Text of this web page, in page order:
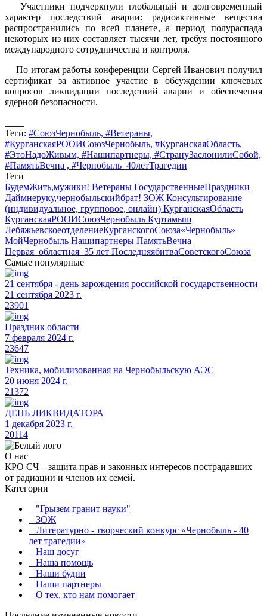
Участники подчеркнули глобальный и долговременный
характер последствий аварии: радиоактивные вещества
распространились по всей планете, а период полураспада
некоторых из них составляет тысячи лет, требуя постоянного
международного сотрудничества и контроля.
По итогам работы конференции Сергей Иванович получил
сертификат за активное участие в обсуждении ключевых
вопросов ликвидации последствий аварии и обеспечения
ядерной безопасности.
Теги: #СоюзЧернобыль, #Ветераны,
#КурганскаяРООИСоюзЧернобыль, #КурганскаяОбласть,
#ЭтоНадоЖивым, #Нашипартнеры, #СтрануЗаслонилиСобой,
#ПамятьВечна , #Чернобыль_40летТрагедии
Теги
БудемЖить,мужики! Ветераны ГосударственныеПраздники
Даймнеруку,чернобыльскийбрат! ЗОЖ Консультирование
(индивидуальное, групповое, онлайн) КурганскаяОбласть
КурганскаяРООИСоюзЧернобыль Куртамыш
ЛебяжьевскоеотделениеКурганскогоСоюза«Чернобыль»
МойЧернобыль Нашипартнеры ПамятьВечна
Первая_областная_35 лет ПоследняябитваСоветскогоСоюза
Самые популярные
21 сентября - день зарождения российской государственности
21 сентября 2023 г.
23901
Праздник области
7 февраля 2024 г.
23647
Техника, мобилизованная на Чернобыльскую АЭС
20 июня 2024 г.
21372
ДЕНЬ ЛИКВИДАТОРА
1 декабря 2023 г.
20114
О нас
КРО СЧ – защита прав и законных интересов пострадавших
от радиации и членов их семей.
Категории
"Грызем гранит науки"
ЗОЖ
Литературно - творческий конкурс «Чернобыль - 40
лет трагедии»
Наш досуг
Наша помощь
Наши будни
Наши партнеры
О тех, кто нам помогает